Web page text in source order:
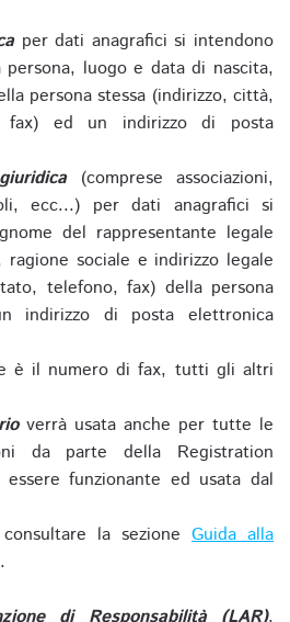
per dati anagrafici si intendono
luogo e data di nascita,
persona stessa (indirizzo, città,
fax) ed un indirizzo di posta
(comprese associazioni,
ecc...) per dati anagrafici si
del rappresentante legale
ragione sociale e indirizzo legale
telefono, fax) della persona
indirizzo di posta elettronica
è il numero di fax, tutti gli altri
verrà usata anche per tutte le
da parte della Registration
funzionante ed usata dal
la sezione Guida alla
.